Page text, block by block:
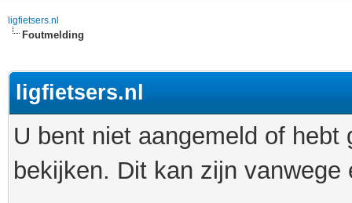
ligfietsers.nl
Foutmelding
ligfietsers.nl
U bent niet aangemeld of
bekijken. Dit kan zijn